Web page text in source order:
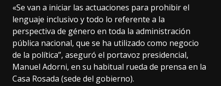
«Se van a iniciar las actuaciones para prohibir el
lenguaje inclusivo y todo lo referente a la
perspectiva de género en toda la administración
pública nacional, que se ha utilizado como negocio
de la política”, aseguró el portavoz presidencial,
Manuel Adorni, en su habitual rueda de prensa en la
Casa Rosada (sede del gobierno).